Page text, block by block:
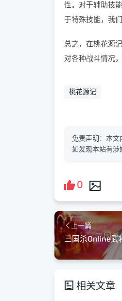
性。对于辅助技
于特殊技能，我
总之，在桃花源
对各种战斗情况
桃花源记
免责声明：本文
如发现本站有涉
0
上一篇
三国杀Online武
相关文章